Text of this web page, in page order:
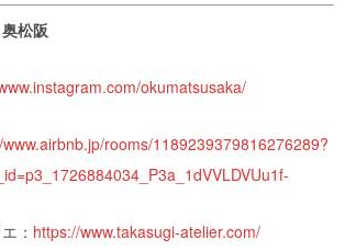
松阪
okumatsusaka/
rooms/1189239379816276289?
： https://www.takasugi-atelier.com/